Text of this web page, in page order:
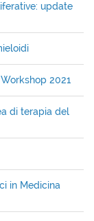
update
2021
di terapia del
in Medicina